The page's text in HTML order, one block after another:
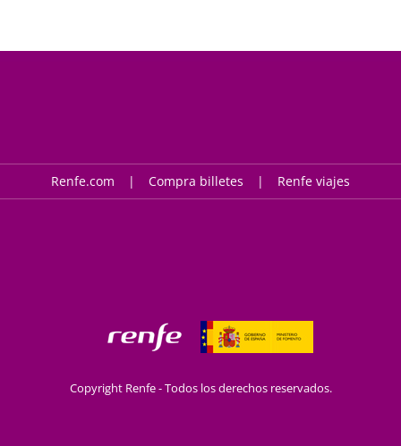
Renfe.com Compra billetes Renfe viajes
Copyright Renfe - Todos los derechos reservados.